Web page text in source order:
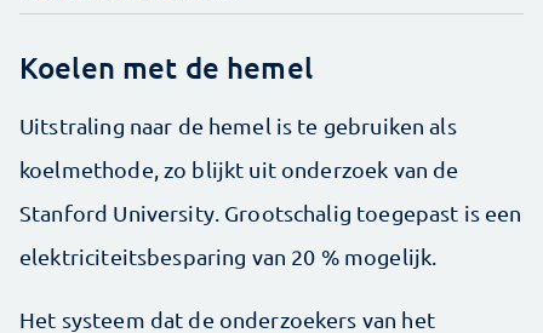
Koelen met de hemel
Uitstraling naar de hemel is te gebruiken als
koelmethode, zo blijkt uit onderzoek van de
Stanford University. Grootschalig toegepast is een
elektriciteitsbesparing van 20 % mogelijk.
Het systeem dat de onderzoekers van het